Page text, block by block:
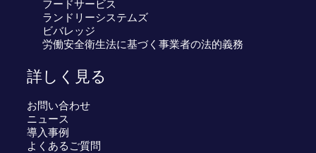
フードサービス
ランドリーシステムズ
ビバレッジ
労働安全衛生法に基づく事業者の法的義務
詳しく見る
お問い合わせ
ニュース
導入事例
よくあるご質問